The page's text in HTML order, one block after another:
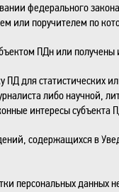
федерального
или поручителем по
ПДн или получены
ПД для статистических
либо научной,
интересы субъекта
содержащихся в
персональных данных